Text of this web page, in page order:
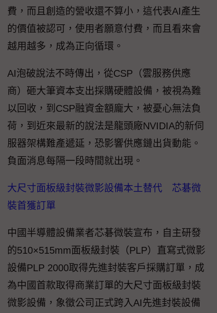
費，而且創造的營收還不算小，這代表AI產生
的價值被認可，使用者願意付費，而且看來會
越用越多，成為正向循環。
AI泡破說法不時傳出，從CSP（雲服務供應
商）砸大筆資本支出採購硬體設備，被視為難
以回收，到CSP融資金額龐大，被憂心無法負
荷，到近來最新的說法是龍頭廠NVIDIA的新伺
服器架構難產遞延，恐影響供應鏈出貨動能。
負面消息每隔一段時間就出現。
大尺寸面板級封裝微影設備本土替代 芯碁微
裝首獲訂單
中國半導體設備業者芯碁微裝宣布，自主研發
的510×515mm面板級封裝（PLP）直寫式微影
設備PLP 2000取得先進封裝客戶採購訂單，成
為中國首款取得商業訂單的大尺寸面板級封裝
微影設備，象徵公司正式跨入AI先進封裝設備